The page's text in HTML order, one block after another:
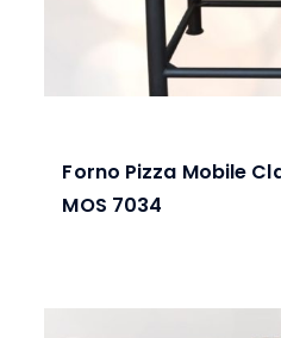
Forno Pizza Mobile
MOS 7034